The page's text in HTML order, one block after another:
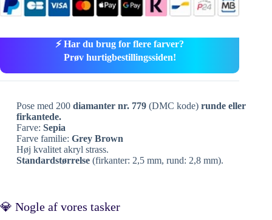
⚡ Har du brug for flere farver?
Prøv hurtigbestillingssiden!
Pose med 200 diamanter nr. 779(DMC kode) runde eller
firkantede.
Farve: Sepia
Farve familie: Grey Brown
Høj kvalitet akryl strass.
Standardstørrelse(firkanter: 2,5 mm, rund: 2,8 mm).
💎 Nogle af vores tasker